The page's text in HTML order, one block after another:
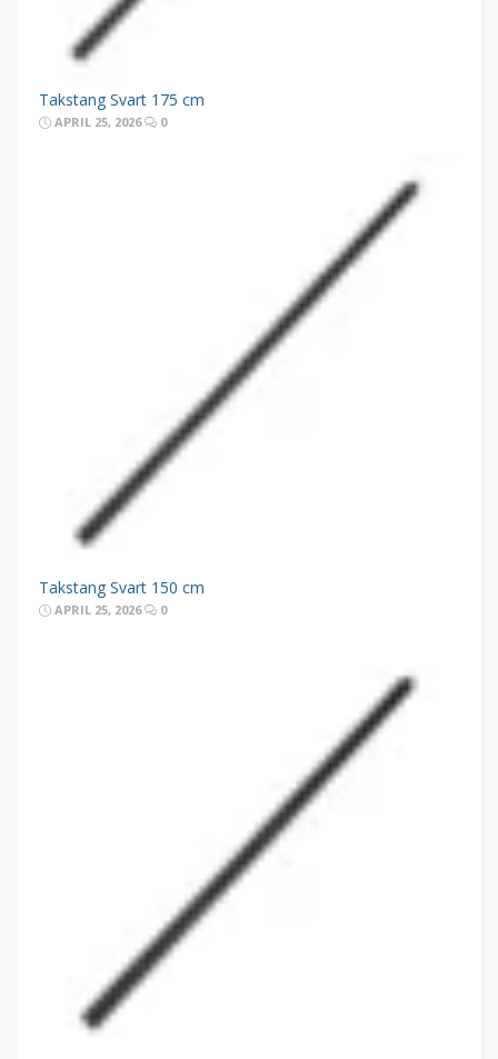
Takstang Svart 175 cm
APRIL 25, 2026 0
Takstang Svart 150 cm
APRIL 25, 2026 0